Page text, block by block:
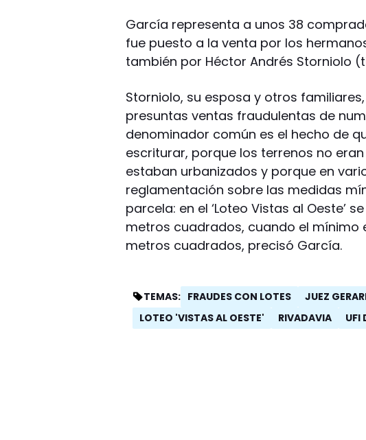
García representa a unos 38
fue puesto a la venta por los
también por Héctor Andrés Storniolo
Storniolo, su esposa y otros
presuntas ventas fraudulentas de
denominador común es el hecho de
escriturar, porque los terrenos no
estaban urbanizados y porque en
reglamentación sobre las medidas
parcela: en el ‘Loteo Vistas al Oeste’
metros cuadrados, cuando el mínimo
metros cuadrados, precisó García.
TEMAS: FRAUDES CON LOTES
JUEZ
LOTEO 'VISTAS AL OESTE'
RIVADAVIA UFI